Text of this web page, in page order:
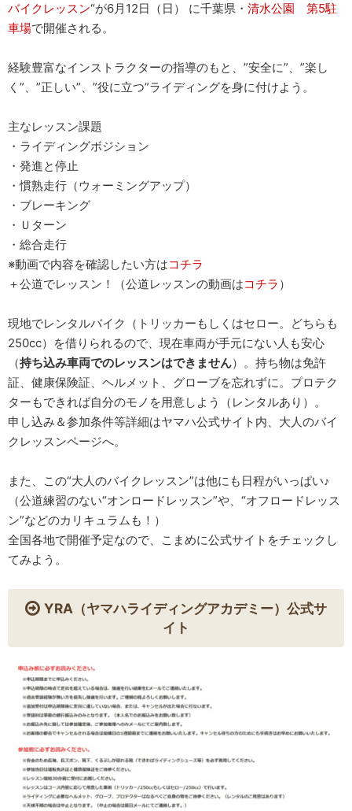
バイクレッスン“が6月12日（日） に千葉県・ 清水公園 第5駐
車場で開催される。
経験豊富なインストラクターの指導のもと、”安全に”、”楽し
く”、”正しい”、”役に立つ”ライディングを身に付けよう。
主なレッスン課題
・ライディングボジション
・発進と停止
・慣熟走行（ウォーミングアップ）
・ブレーキング
・Ｕターン
・総合走行
※動画で内容を確認したい方はコチラ
＋公道でレッスン！（公道レッスンの動画はコチラ ）
現地でレンタルバイク（トリッカーもしくはセロー。どちらも
250cc）を借りられるので、現在車両が手元にない人も安心
（持ち込み車両でのレッスンはできません）。持ち物は免許
証、健康保険証、ヘルメット、グローブを忘れずに。プロテク
ターもできれば自分のモノを用意しよう（レンタルあり）。
申し込み＆参加条件等詳細はヤマハ公式サイト内、大人のバイ
クレッスンページへ。
また、この“大人のバイクレッスン”は他にも日程がいっぱい♪
（公道練習のない“オンロードレッスン”や、“オフロードレッス
ン”などのカリキュラムも！）
全国各地で開催予定なので、こまめに公式サイトをチェックし
てみよう。
YRA（ヤマハライディングアカデミー）公式サ
イト